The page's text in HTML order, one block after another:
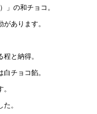
」の和チョコ。
あります。
と納得。
チョコ餡。
。